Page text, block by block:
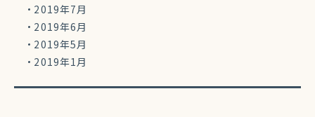
2019年7月
2019年6月
2019年5月
2019年1月